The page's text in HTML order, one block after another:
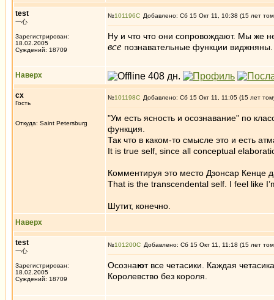
test
一心
Зарегистрирован:
18.02.2005
Суждений: 18709
№101196 Добавлено: Сб 15 Окт 11, 10:38 (15 лет
Ну и что что они сопровождают. Мы же
все познавательные функции виджняны.
Наверх
сх
Гость
Откуда: Saint Petersburg
№101198 Добавлено: Сб 15 Окт 11, 11:05 (15 лет
"Ум есть ясность и осознавание" по
функция.
Так что в каком-то смысле это и есть
It is true self, since all conceptual
Комментируя это место Дзонсар Кенце
That is the transcendental self. I feel like
Шутит, конечно.
Наверх
test
一心
Зарегистрирован:
18.02.2005
Суждений: 18709
№101200 Добавлено: Сб 15 Окт 11, 11:18 (15 лет
Осознают все четасики. Каждая
Королевство без короля.